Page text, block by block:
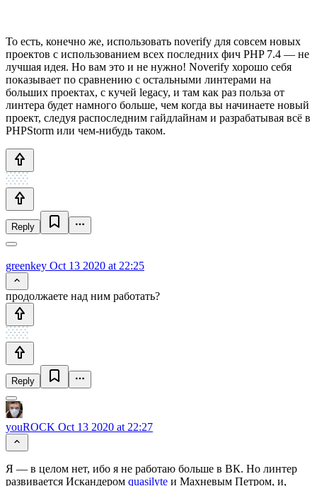
То есть, конечно же, использовать noverify для совсем новых
проектов с использованием всех последних фич PHP 7.4 — не
лучшая идея. Но вам это и не нужно! Noverify хорошо себя
показывает по сравнению с остальными линтерами на
больших проектах, с кучей legacy, и там как раз польза от
линтера будет намного больше, чем когда вы начинаете новый
проект, следуя распоследним гайдлайнам и разрабатывая всё в
PHPStorm или чем-нибудь таком.
Reply
greenkey Oct 13 2020 at 22:25
продолжаете над ним работать?
Reply
youROCK Oct 13 2020 at 22:27
Я — в целом нет, ибо я не работаю больше в ВК. Но линтер
развивается Искандером quasilyte и Махневым Петром, и,